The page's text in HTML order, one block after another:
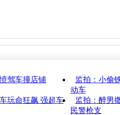
驾车撞店铺
监拍：小偷
动车
玩命狂飙 强超车
监拍：醉男
民警枪支